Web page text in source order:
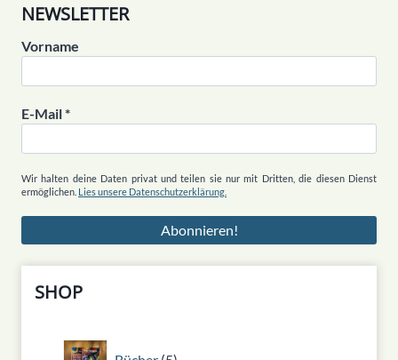
NEWSLETTER
Vorname
E-Mail*
Wir halten deine Daten privat und teilen sie nur mit Dritten, die diesen Dienst
ermöglichen. Lies unsere Datenschutzerklärung.
SHOP
5